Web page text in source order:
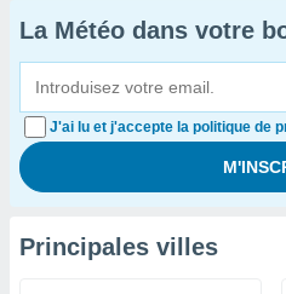
La Météo dans votre
J'ai lu et j'accepte la politique de
Principales villes